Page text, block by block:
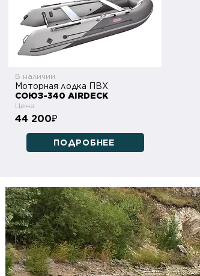
В наличии
Моторная лодка ПВХ
СОЮЗ-340 AIRDECK
Цена
44 200₽
ПОДРОБНЕЕ